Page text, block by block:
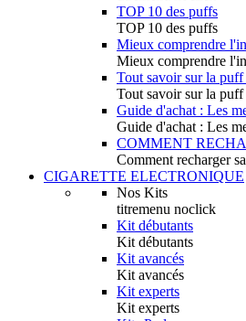
TOP 10 des puffs
TOP 10 des puffs
Mieux comprendre
Mieux comprendre
Tout savoir sur la puff
Tout savoir sur la puff
Guide d'achat : Les
Guide d'achat : Les
COMMENT
Comment recharger
CIGARETTE ELECTRONIQUE
Nos Kits
titremenu noclick
Kit débutants
Kit débutants
Kit avancés
Kit avancés
Kit experts
Kit experts